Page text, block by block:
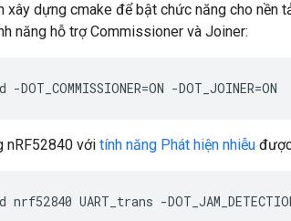
xây dựng cmake để bật chức năng cho nền
năng hỗ trợ Commissioner và Joiner:
-DOT_JOINER=ON
nRF52840 với tính năng Phát hiện nhiễu
UART_trans -